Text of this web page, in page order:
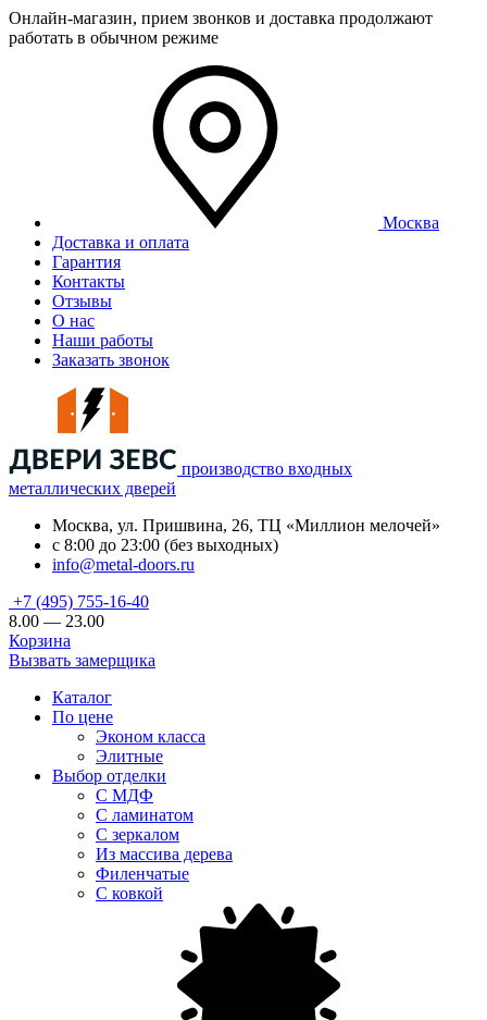
Онлайн-магазин, прием звонков и доставка продолжают
работать в обычном режиме
Москва
Доставка и оплата
Гарантия
Контакты
Отзывы
О нас
Наши работы
Заказать звонок
производство входных
металлических дверей
Москва, ул. Пришвина, 26, ТЦ «Миллион мелочей»
с 8:00 до 23:00 (без выходных)
info@metal-doors.ru
+7 (495) 755-16-40
8.00 — 23.00
Корзина
Вызвать замерщика
Каталог
По цене
Эконом класса
Элитные
Выбор отделки
С МДФ
С ламинатом
С зеркалом
Из массива дерева
Филенчатые
С ковкой